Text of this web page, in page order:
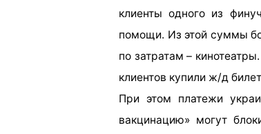
клиенты одного из
помощи. Из этой суммы
по затратам –
клиентов купили ж/д
При этом платежи
вакцинацию» могут